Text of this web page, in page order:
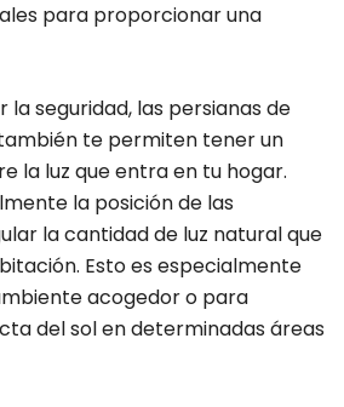
para proporcionar una
la seguridad, las persianas de
te permiten tener un
la luz que entra en tu hogar.
la posición de las
la cantidad de luz natural que
Esto es especialmente
acogedor o para
del sol en determinadas áreas